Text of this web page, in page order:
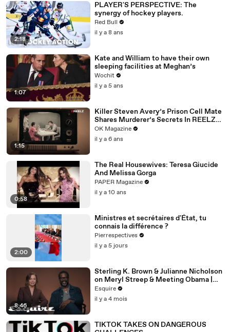
2:18
PLAYER'S PERSPECTIVE: The
synergy of hockey players.
Red Bull
il y a 8 ans
1:07
Kate and William to have their own
sleeping facilities at Meghan’s
Wochit
il y a 5 ans
1:15
Killer Steven Avery’s Prison Cell Mate
Shares Murderer’s Secrets In REELZ
Doc—Watch
OK Magazine
il y a 6 ans
0:58
The Real Housewives: Teresa Giucide
And Melissa Gorga
PAPER Magazine
il y a 10 ans
2:00
Ministres et secrétaires d'État, tu
connais la différence ?
Pierrespectives
il y a 5 jours
8:46
Sterling K. Brown & Julianne Nicholson
on Meryl Streep & Meeting Obama |
Inquiring Minds | Esquire
Esquire
il y a 4 mois
TIKTOK TAKES ON DANGEROUS